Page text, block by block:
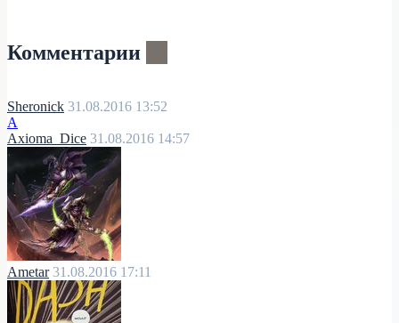
Комментарии
Sheronick 31.08.2016 13:52
A
Axioma_Dice 31.08.2016 14:57
Ametar 31.08.2016 17:11